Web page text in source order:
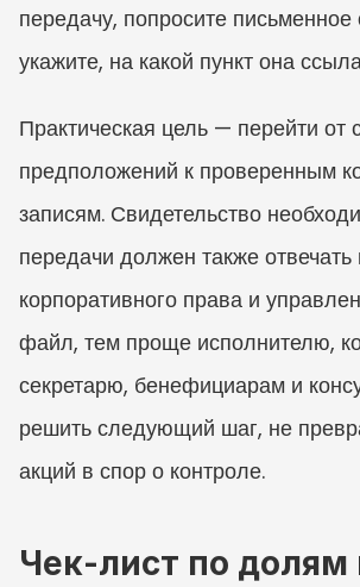
передачу, попросите
укажите, на какой пункт она
Практическая цель — перейти от
предположений к проверенным
записям. Свидетельство
передачи должен также
корпоративного права и
файл, тем проще исполнителю,
секретарю, бенефициарам и
решить следующий шаг, не
акций в спор о контроле.
Чек-лист по долям